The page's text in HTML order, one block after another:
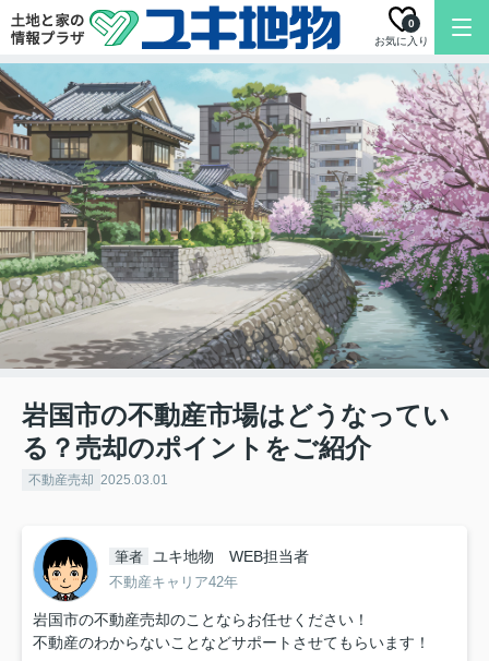
お気に入り
0
岩国市の不動産市場はどうなってい
る？売却のポイントをご紹介
不動産売却 2025.03.01
筆者 ユキ地物 WEB担当者
不動産キャリア42年
岩国市の不動産売却のことならお任せください！
不動産のわからないことなどサポートさせてもらいます！